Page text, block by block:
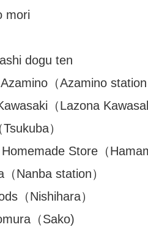
mori
dogu ten
（Azamino
（Lazona
Tsukuba）
Store （
（Nanba station）
（Nishihara）
（Sako)